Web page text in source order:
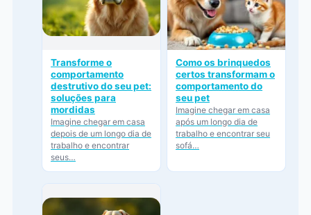
Transforme o
comportamento
destrutivo do seu pet:
soluções para
mordidas
Imagine chegar em casa
depois de um longo dia de
trabalho e encontrar
seus…
Como os brinquedos
certos transformam o
comportamento do
seu pet
Imagine chegar em casa
após um longo dia de
trabalho e encontrar seu
sofá…